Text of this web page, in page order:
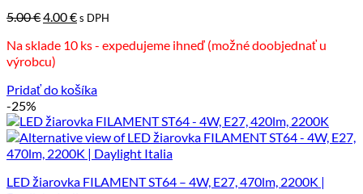
5.00€Pôvodná
bola:
5.00 €.
4.00€Aktuálna
je:
s DPH
Na sklade 10 ks - expedujeme ihneď (možné doobjednať u
výrobcu)
Pridať do košíka
-25%
LED žiarovka FILAMENT ST64 – 4W, E27, 470lm, 2200K |